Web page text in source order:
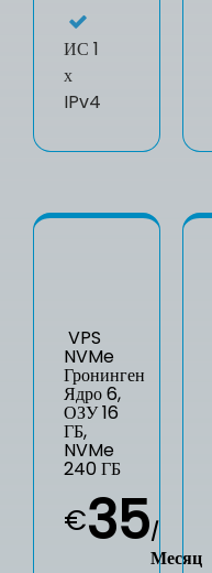
ИС 1
х
IPv4
VPS
NVMe
Гронинген
Ядро 6,
ОЗУ 16
ГБ,
NVMe
240 ГБ
€35/
Месяц